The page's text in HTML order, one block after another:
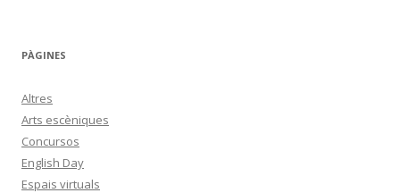
PÀGINES
Altres
Arts escèniques
Concursos
English Day
Espais virtuals